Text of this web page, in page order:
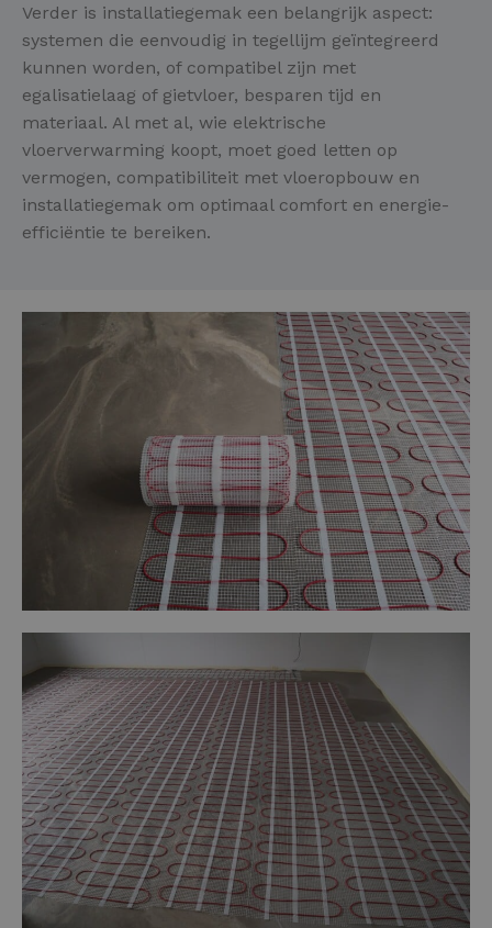
Verder is installatiegemak een belangrijk aspect:
systemen die eenvoudig in tegellijm geïntegreerd
kunnen worden, of compatibel zijn met
egalisatielaag of gietvloer, besparen tijd en
materiaal. Al met al, wie elektrische
vloerverwarming koopt, moet goed letten op
vermogen, compatibiliteit met vloeropbouw en
installatiegemak om optimaal comfort en energie-
efficiëntie te bereiken.